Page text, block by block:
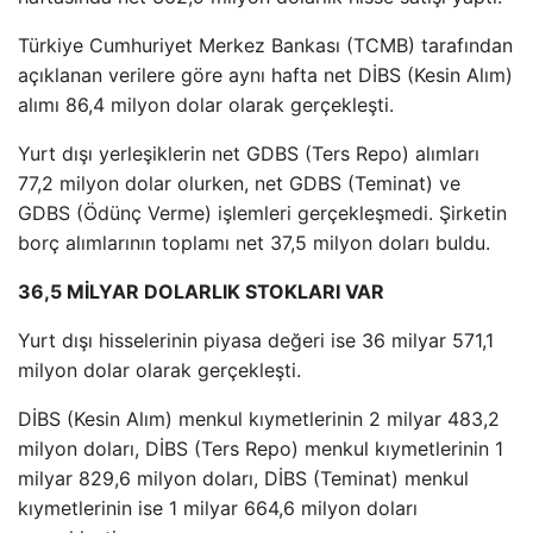
Türkiye Cumhuriyet Merkez Bankası (TCMB) tarafından
açıklanan verilere göre aynı hafta net DİBS (Kesin Alım)
alımı 86,4 milyon dolar olarak gerçekleşti.
Yurt dışı yerleşiklerin net GDBS (Ters Repo) alımları
77,2 milyon dolar olurken, net GDBS (Teminat) ve
GDBS (Ödünç Verme) işlemleri gerçekleşmedi. Şirketin
borç alımlarının toplamı net 37,5 milyon doları buldu.
36,5 MİLYAR DOLARLIK STOKLARI VAR
Yurt dışı hisselerinin piyasa değeri ise 36 milyar 571,1
milyon dolar olarak gerçekleşti.
DİBS (Kesin Alım) menkul kıymetlerinin 2 milyar 483,2
milyon doları, DİBS (Ters Repo) menkul kıymetlerinin 1
milyar 829,6 milyon doları, DİBS (Teminat) menkul
kıymetlerinin ise 1 milyar 664,6 milyon doları